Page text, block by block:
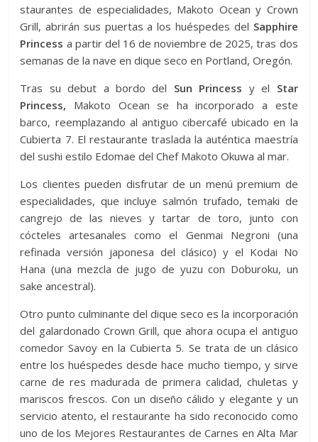
staurantes de especialidades, Makoto Ocean y Crown
Grill, abrirán sus puertas a los huéspedes del Sapphire
Princess a partir del 16 de noviembre de 2025, tras dos
semanas de la nave en dique seco en Portland, Oregón.
Tras su debut a bordo del Sun Princess y el Star
Princess, Makoto Ocean se ha incorporado a este
barco, reemplazando al antiguo cibercafé ubicado en la
Cubierta 7. El restaurante traslada la auténtica maestría
del sushi estilo Edomae del Chef Makoto Okuwa al mar.
Los clientes pueden disfrutar de un menú premium de
especialidades, que incluye salmón trufado, temaki de
cangrejo de las nieves y tartar de toro, junto con
cócteles artesanales como el Genmai Negroni (una
refinada versión japonesa del clásico) y el Kodai No
Hana (una mezcla de jugo de yuzu con Doburoku, un
sake ancestral).
Otro punto culminante del dique seco es la incorporación
del galardonado Crown Grill, que ahora ocupa el antiguo
comedor Savoy en la Cubierta 5. Se trata de un clásico
entre los huéspedes desde hace mucho tiempo, y sirve
carne de res madurada de primera calidad, chuletas y
mariscos frescos. Con un diseño cálido y elegante y un
servicio atento, el restaurante ha sido reconocido como
uno de los Mejores Restaurantes de Carnes en Alta Mar